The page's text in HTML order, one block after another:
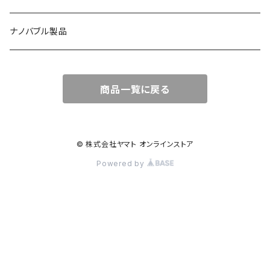
ナノバブル製品
商品一覧に戻る
© 株式会社ヤマト オンラインストア
Powered by